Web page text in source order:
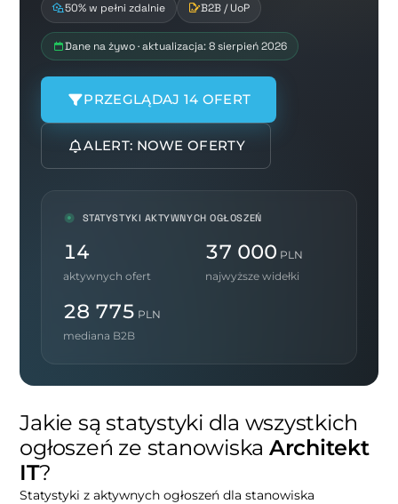
50% w pełni zdalnie B2B / UoP
Dane na żywo · aktualizacja: 8 sierpień 2026
PRZEGLĄDAJ 14 OFERT
ALERT: NOWE OFERTY
STATYSTYKI AKTYWNYCH OGŁOSZEŃ
14
aktywnych ofert
37 000 PLN
najwyższe widełki
28 775 PLN
mediana B2B
Jakie są statystyki dla wszystkich
ogłoszeń ze stanowiska Architekt
IT?
Statystyki z aktywnych ogłoszeń dla stanowiska